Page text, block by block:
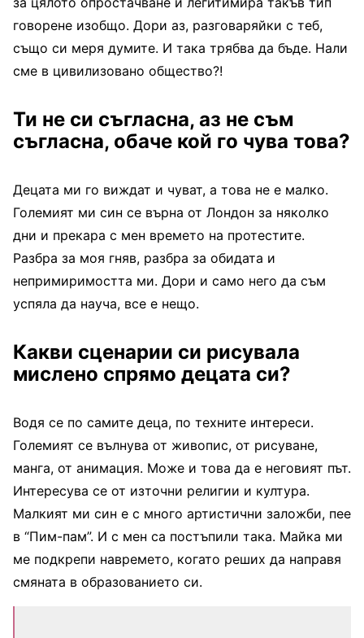
говорене изобщо. Дори аз, разговаряйки с теб,
също си меря думите. И така трябва да бъде. Нали
сме в цивилизовано общество?!
Ти не си съгласна, аз не съм
съгласна, обаче кой го чува това?
Децата ми го виждат и чуват, а това не е малко.
Големият ми син се върна от Лондон за няколко
дни и прекара с мен времето на протестите.
Разбра за моя гняв, разбра за обидата и
непримиримостта ми. Дори и само него да съм
успяла да науча, все е нещо.
Какви сценарии си рисувала
мислено спрямо децата си?
Водя се по самите деца, по техните интереси.
Големият се вълнува от живопис, от рисуване,
манга, от анимация. Може и това да е неговият път.
Интересува се от източни религии и култура.
Малкият ми син е с много артистични заложби, пее
в “Пим-пам”. И с мен са постъпили така. Майка ми
ме подкрепи навремето, когато реших да направя
смяната в образованието си.